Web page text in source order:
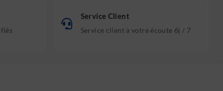
Service Client
Service client à votre écoute 6j / 7